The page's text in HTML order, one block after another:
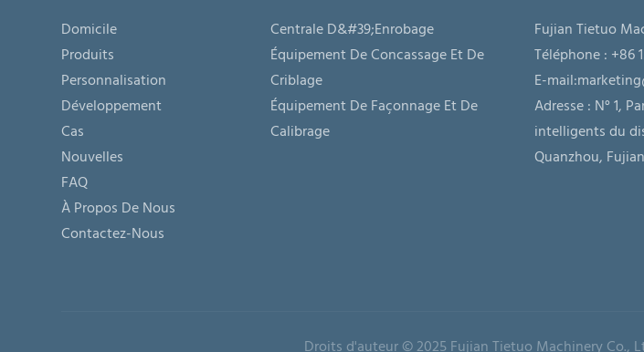
Domicile
Produits
Personnalisation
Développement
Cas
Nouvelles
FAQ
À Propos De Nous
Contactez-Nous
Centrale D&#39;enrobage
Équipement De Concassage Et De
Criblage
Équipement De Façonnage Et De
Calibrage
Fujian Tietuo
Téléphone : +86
E-mail:
Adresse : N° 1,
intelligents du
Quanzhou,
Droits d'auteur © 2025 Fujian Tietuo Machinery Co.,